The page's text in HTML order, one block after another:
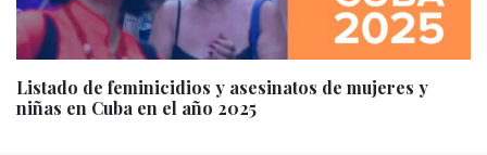
Listado de feminicidios y asesinatos de mujeres y
niñas en Cuba en el año 2025